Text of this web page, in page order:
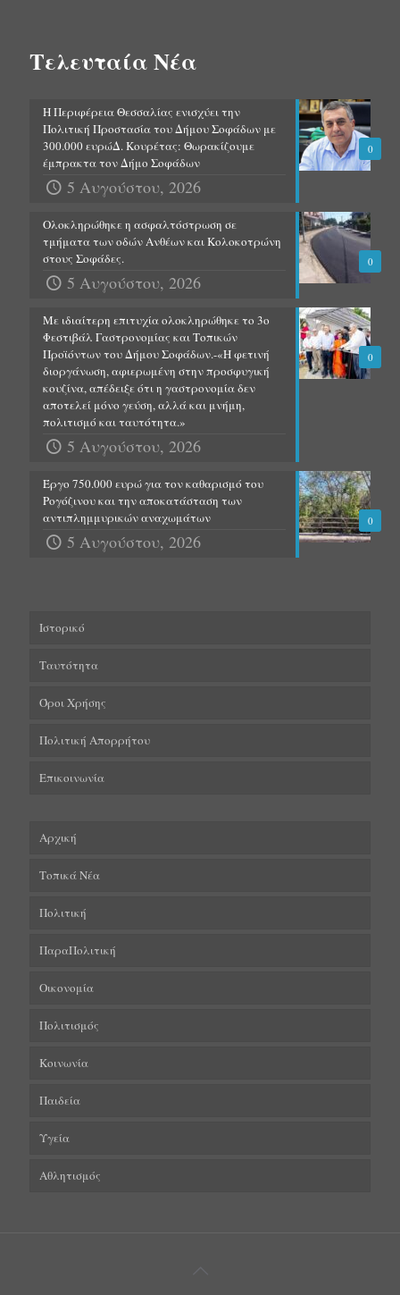
Τελευταία Νέα
0
Η Περιφέρεια Θεσσαλίας ενισχύει την
Πολιτική Προστασία του Δήμου Σοφάδων με
300.000 ευρώΔ. Κουρέτας: Θωρακίζουμε
έμπρακτα τον Δήμο Σοφάδων
5 Αυγούστου, 2026
0
Ολοκληρώθηκε η ασφαλτόστρωση σε
τμήματα των οδών Ανθέων και Κολοκοτρώνη
στους Σοφάδες.
5 Αυγούστου, 2026
0
Με ιδιαίτερη επιτυχία ολοκληρώθηκε το 3ο
Φεστιβάλ Γαστρονομίας και Τοπικών
Προϊόντων του Δήμου Σοφάδων.-«Η φετινή
διοργάνωση, αφιερωμένη στην προσφυγική
κουζίνα, απέδειξε ότι η γαστρονομία δεν
αποτελεί μόνο γεύση, αλλά και μνήμη,
πολιτισμό και ταυτότητα.»
5 Αυγούστου, 2026
0
Έργο 750.000 ευρώ για τον καθαρισμό του
Ρογόζινου και την αποκατάσταση των
αντιπλημμυρικών αναχωμάτων
5 Αυγούστου, 2026
Ιστορικό
Ταυτότητα
Όροι Χρήσης
Πολιτική Απορρήτου
Επικοινωνία
Αρχική
Τοπικά Νέα
Πολιτική
ΠαραΠολιτική
Οικονομία
Πολιτισμός
Κοινωνία
Παιδεία
Υγεία
Αθλητισμός